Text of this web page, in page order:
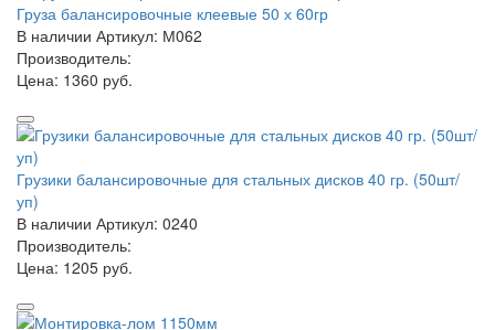
Груза балансировочные клеевые 50 х 60гр
В наличии Артикул: М062
Производитель:
Цена: 1360 руб.
Грузики балансировочные для стальных дисков 40 гр. (50шт/
уп)
В наличии Артикул: 0240
Производитель:
Цена: 1205 руб.